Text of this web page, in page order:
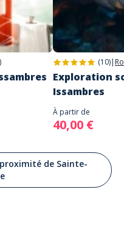
(10)|
Exploration
Issambres
À partir de
40,00 €
de Sainte-